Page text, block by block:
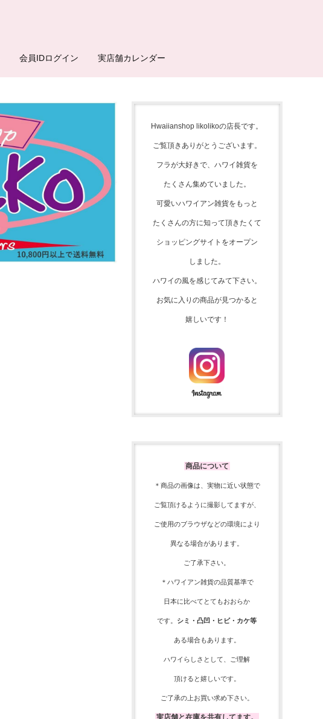
会員IDログイン 実店舗カレンダー
Hwaiianshop likolikoの店長です。
ご覧頂きありがとうございます。
フラが大好きで、 ハワイ雑貨を
たくさん集めていました。
可愛いハワイアン雑貨をもっと
たくさんの方に知って頂きたくて
ショッピングサイトをオープン
しました。
ハワイの風を感じてみて下さい。
お気に入りの商品が見つかると
嬉しいです！
商品について
＊商品の画像は、実物に近い状態で
ご覧頂けるように撮影してますが、
ご使用のブラウザなどの環境により
異なる場合があります。
ご了承下さい。
＊ハワイアン雑貨の品質基準で
日本に比べてとてもおおらか
です。 シミ・凸凹・ヒビ・カケ等
ある場合もあります。
ハワイらしさとして、 ご理解
頂ける と嬉しいです。
ご了承の上お買い求め下さい。
実店舗と在庫を共有してます。